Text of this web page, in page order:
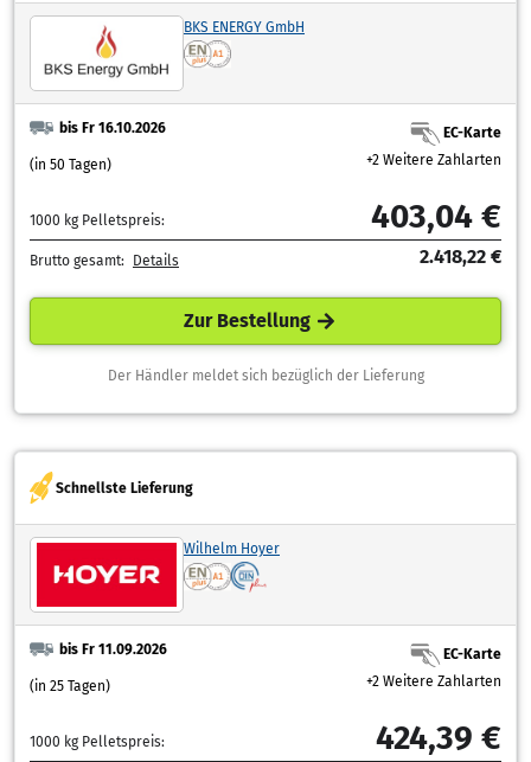
BKS ENERGY GmbH
bis Fr 16.10.2026
(in 50 Tagen)
EC-Karte
+2 Weitere Zahlarten
1000 kg Pelletspreis: 403,04 €
Brutto gesamt: Details 2.418,22 €
Zur Bestellung
Der Händler meldet sich bezüglich der Lieferung
Schnellste Lieferung
Wilhelm Hoyer
bis Fr 11.09.2026
(in 25 Tagen)
EC-Karte
+2 Weitere Zahlarten
1000 kg Pelletspreis: 424,39 €